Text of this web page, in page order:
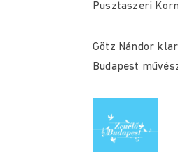
Pusztaszeri
Götz Nándor
Budapest